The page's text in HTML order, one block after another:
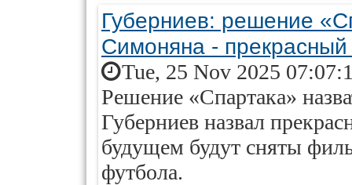
Губерниев: решение
Симоняна - прекрасный
Tue, 25 Nov 2025
Решение «Спартака»
Губерниев назвал
будущем будут сняты
футбола.